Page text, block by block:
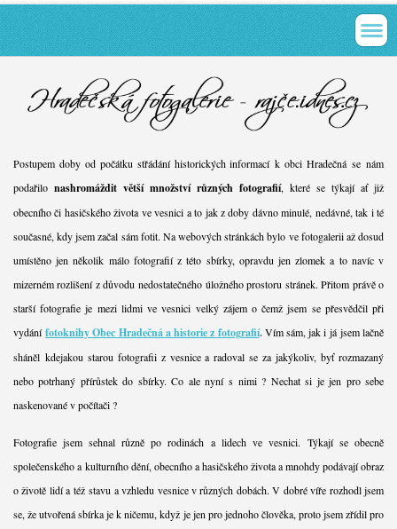
Postupem doby od počátku střádání historických informací k obci Hradečná se nám
podařilo nashromáždit větší množství různých fotografií, které se týkají ať již
obecního či hasičského života ve vesnici a to jak z doby dávno minulé, nedávné, tak i té
současné, kdy jsem začal sám fotit. Na webových stránkách bylo ve fotogalerii až dosud
umístěno jen několik málo fotografií z této sbírky, opravdu jen zlomek a to navíc v
mizerném rozlišení z důvodu nedostatečného úložného prostoru stránek. Přitom právě o
starší fotografie je mezi lidmi ve vesnici velký zájem o čemž jsem se přesvědčil při
vydánífotoknihy Obec Hradečná a historie z fotografií. Vím sám, jak i já jsem lačně
sháněl kdejakou starou fotografii z vesnice a radoval se za jakýkoliv, byť rozmazaný
nebo potrhaný přírůstek do sbírky. Co ale nyní s nimi ? Nechat si je jen pro sebe
naskenované v počítači ?
Fotografie jsem sehnal různě po rodinách a lidech ve vesnici. Týkají se obecně
společenského a kulturního dění, obecního a hasičského života a mnohdy podávají obraz
o životě lidí a též stavu a vzhledu vesnice v různých dobách. V dobré víře rozhodl jsem
se, že utvořená sbírka je k ničemu, když je jen pro jednoho člověka, proto jsem zřídil pro